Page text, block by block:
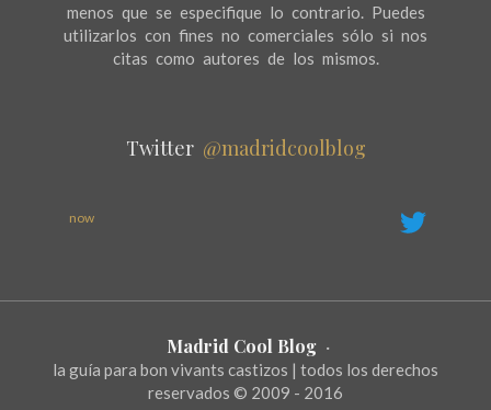
menos que se especifique lo contrario. Puedes
utilizarlos con fines no comerciales sólo si nos
citas como autores de los mismos.
Twitter @madridcoolblog
now
Madrid Cool Blog ·
la guía para bon vivants castizos | todos los derechos
reservados © 2009 - 2016